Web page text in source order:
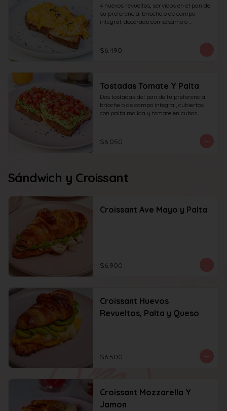
4 huevos revueltos, servidos en el pan de
su preferencia: brioche o de campo
integral, decorado con sésamo o
$6.490
Tostadas Tomate Y Palta
Dos tostadas del pan de tu preferencia
brioche o de campo integral, cubiertos
con palta molida y tomate en cubos,
$6.050
Sándwich y Croissant
Croissant Ave Mayo y Palta
$6.900
Croissant Huevos
Revueltos, Palta y Queso
$6.500
Croissant Mozzarella Y
Jamon